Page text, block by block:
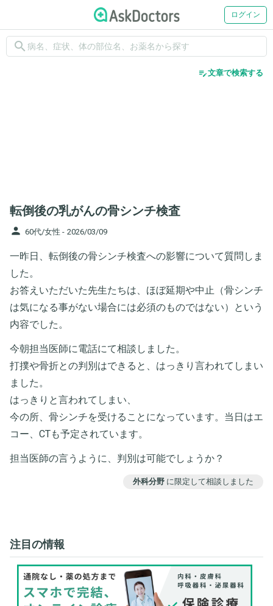
ログイン
search
edit_note文章で検索する
転倒後の乳がんの骨シンチ検査
person 60代/女性 - 2026/03/09
一昨日、転倒後の骨シンチ検査への影響について質問しま
した。
お答えいただいた先生たちは、ほぼ延期や中止（骨シンチ
は気になる事がない場合には必須のものではない）という
内容でした。
今朝担当医師に電話にて相談しました。
打撲や骨折との判別はできると、はっきり言われてしまい
ました。
はっきりと言われてしまい、
今の所、骨シンチを受けることになっています。当日はエ
コー、CTも予定されています。
担当医師の言うように、判別は可能でしょうか？
外科分野 に限定して相談しました
注目の情報